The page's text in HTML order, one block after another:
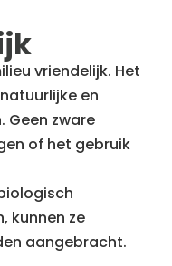
vriendelijk. Het
en
Geen zware
of het gebruik
kunnen ze
aangebracht.